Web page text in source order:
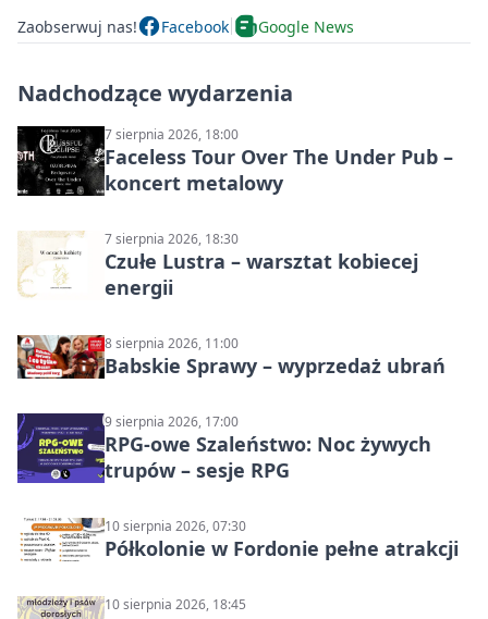
Zaobserwuj nas! Facebook Google News
Nadchodzące wydarzenia
7 sierpnia 2026, 18:00
Faceless Tour Over The Under Pub –
koncert metalowy
7 sierpnia 2026, 18:30
Czułe Lustra – warsztat kobiecej
energii
8 sierpnia 2026, 11:00
Babskie Sprawy – wyprzedaż ubrań
9 sierpnia 2026, 17:00
RPG-owe Szaleństwo: Noc żywych
trupów – sesje RPG
10 sierpnia 2026, 07:30
Półkolonie w Fordonie pełne atrakcji
10 sierpnia 2026, 18:45